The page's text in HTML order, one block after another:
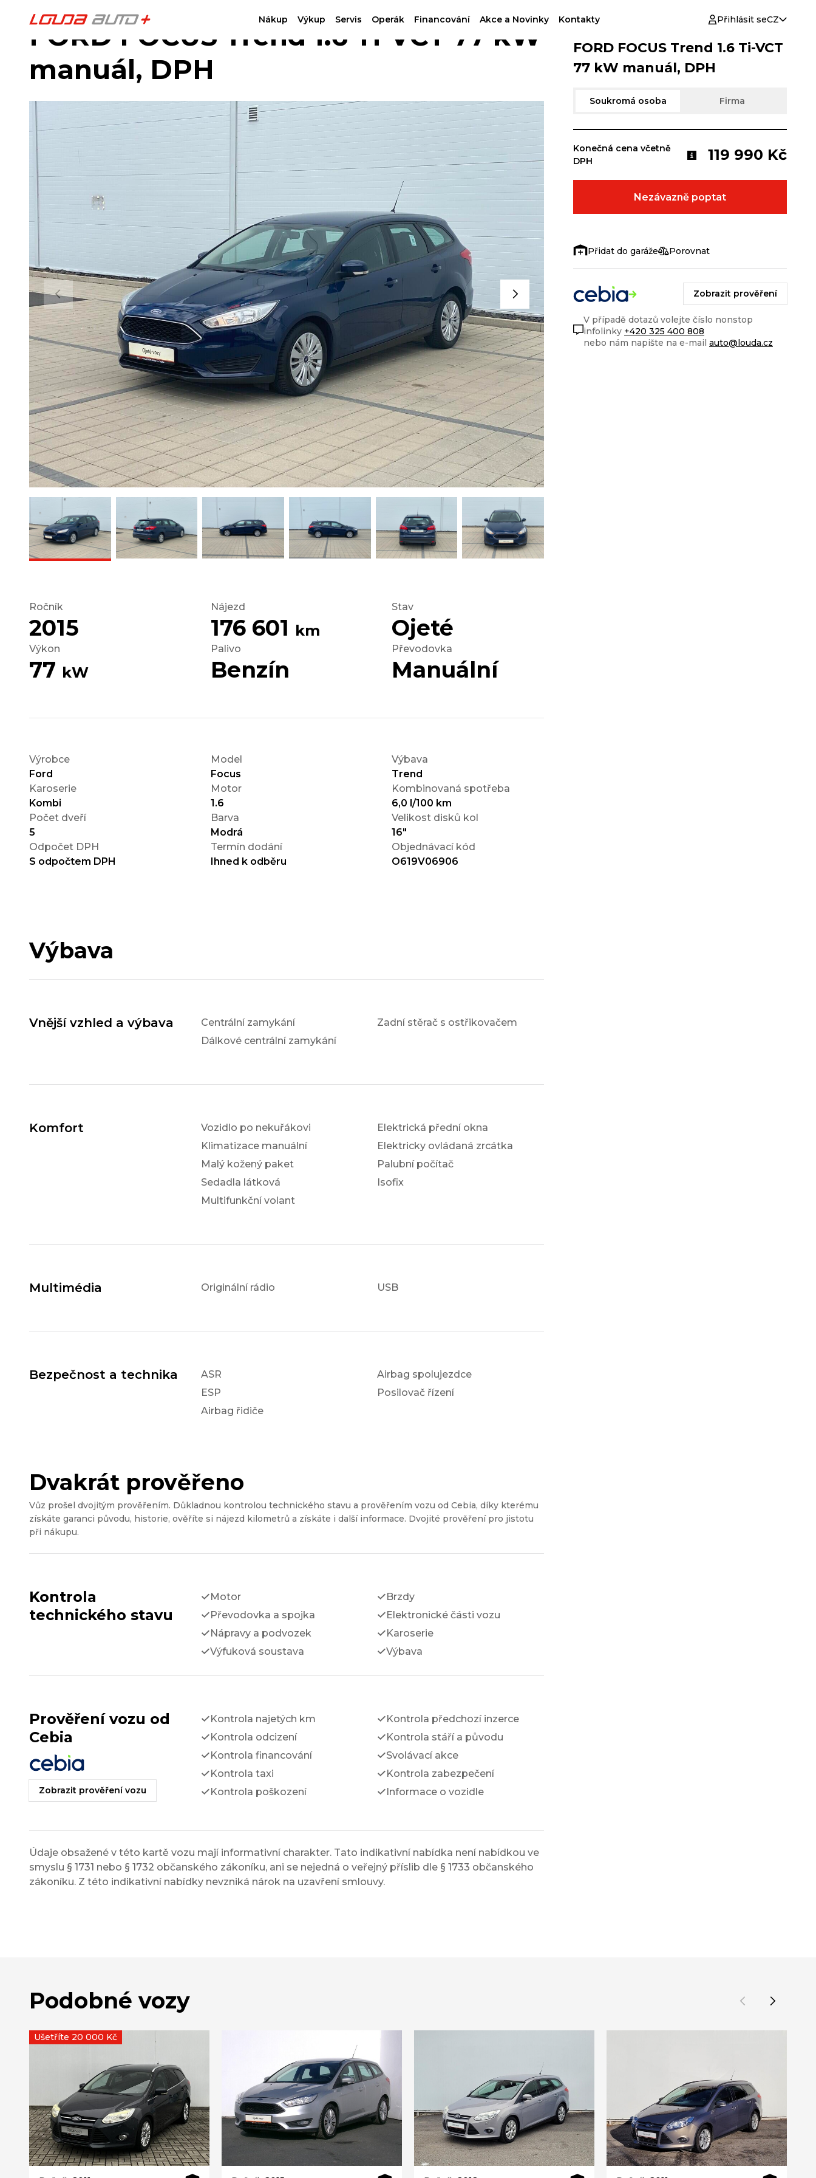
Nákup Výkup Servis Operák Financování Akce a Novinky Kontakty Přihlásit seCZ
FORD FOCUS Trend 1.6 Ti-VCT 77 kW
manuál, DPH
Ročník
2015
Nájezd
176 601 km
Stav
Ojeté
Výkon
77 kW
Palivo
Benzín
Převodovka
Manuální
Výrobce
Ford
Model
Focus
Výbava
Trend
Karoserie
Kombi
Motor
1.6
Kombinovaná spotřeba
6,0 l/100 km
Počet dveří
5
Barva
Modrá
Velikost disků kol
16"
Odpočet DPH
S odpočtem DPH
Termín dodání
Ihned k odběru
Objednávací kód
O619V06906
Výbava
Vnější vzhled a výbava
Centrální zamykání
Dálkové centrální zamykání
Zadní stěrač s ostřikovačem
Komfort
Vozidlo po nekuřákovi
Klimatizace manuální
Malý kožený paket
Sedadla látková
Multifunkční volant
Elektrická přední okna
Elektricky ovládaná zrcátka
Palubní počítač
Isofix
Multimédia Originální rádio USB
Bezpečnost a technika
ASR
ESP
Airbag řidiče
Airbag spolujezdce
Posilovač řízení
Dvakrát prověřeno
Vůz prošel dvojitým prověřením. Důkladnou kontrolou technického stavu a prověřením vozu od Cebia, díky kterému
získáte garanci původu, historie, ověříte si nájezd kilometrů a získáte i další informace. Dvojité prověření pro jistotu
při nákupu.
Kontrola
technického stavu
Motor
Převodovka a spojka
Nápravy a podvozek
Výfuková soustava
Brzdy
Elektronické části vozu
Karoserie
Výbava
Prověření vozu od
Cebia
Zobrazit prověření vozu
Kontrola najetých km
Kontrola odcizení
Kontrola financování
Kontrola taxi
Kontrola poškození
Kontrola předchozí inzerce
Kontrola stáří a původu
Svolávací akce
Kontrola zabezpečení
Informace o vozidle
Údaje obsažené v této kartě vozu mají informativní charakter. Tato indikativní nabídka není nabídkou ve
smyslu § 1731 nebo § 1732 občanského zákoníku, ani se nejedná o veřejný příslib dle § 1733 občanského
zákoníku. Z této indikativní nabídky nevzniká nárok na uzavření smlouvy.
FORD FOCUS Trend 1.6 Ti-VCT
77 kW manuál, DPH
Soukromá osoba Firma
Konečná cena včetně
DPH
119 990 Kč
Nezávazně poptat
Porovnat
Zobrazit prověření
V případě dotazů volejte číslo nonstop
infolinky +420 325 400 808
nebo nám napište na e-mail auto@louda.cz
Podobné vozy
Ušetříte 20 000 Kč